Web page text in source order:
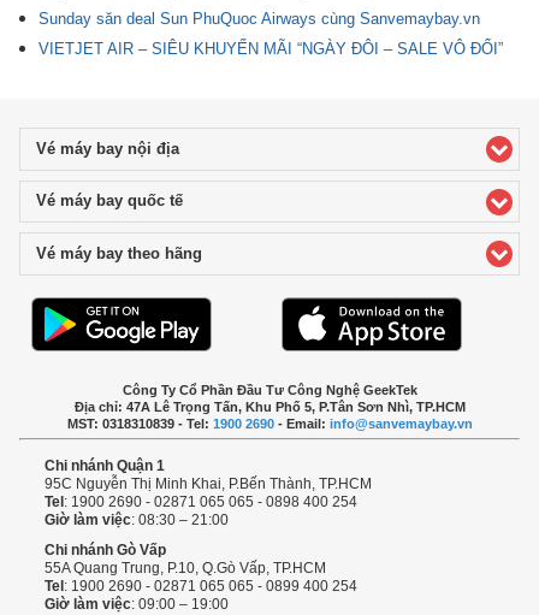
Sunday săn deal Sun PhuQuoc Airways cùng Sanvemaybay.vn
VIETJET AIR – SIÊU KHUYẾN MÃI “NGÀY ĐÔI – SALE VÔ ĐỐI”
Vé máy bay nội địaclick to expand contents
Vé máy bay quốc tếclick to expand contents
Vé máy bay theo hãng
Công Ty Cổ Phần Đầu Tư Công Nghệ GeekTek
Địa chỉ: 47A Lê Trọng Tấn, Khu Phố 5, P.Tân Sơn Nhì, TP.HCM
MST: 0318310839 - Tel: 1900 2690- Email: info@sanvemaybay.vn
Chi nhánh Quận 1
95C Nguyễn Thị Minh Khai, P.Bến Thành, TP.HCM
Tel : 1900 2690 - 02871 065 065 - 0898 400 254
Giờ làm việc: 08:30 – 21:00
Chi nhánh Gò Vấp
55A Quang Trung, P.10, Q.Gò Vấp, TP.HCM
Tel : 1900 2690 - 02871 065 065 - 0899 400 254
Giờ làm việc: 09:00 – 19:00